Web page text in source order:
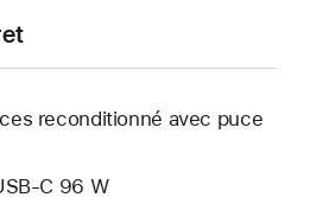
reconditionné avec puce
96 W